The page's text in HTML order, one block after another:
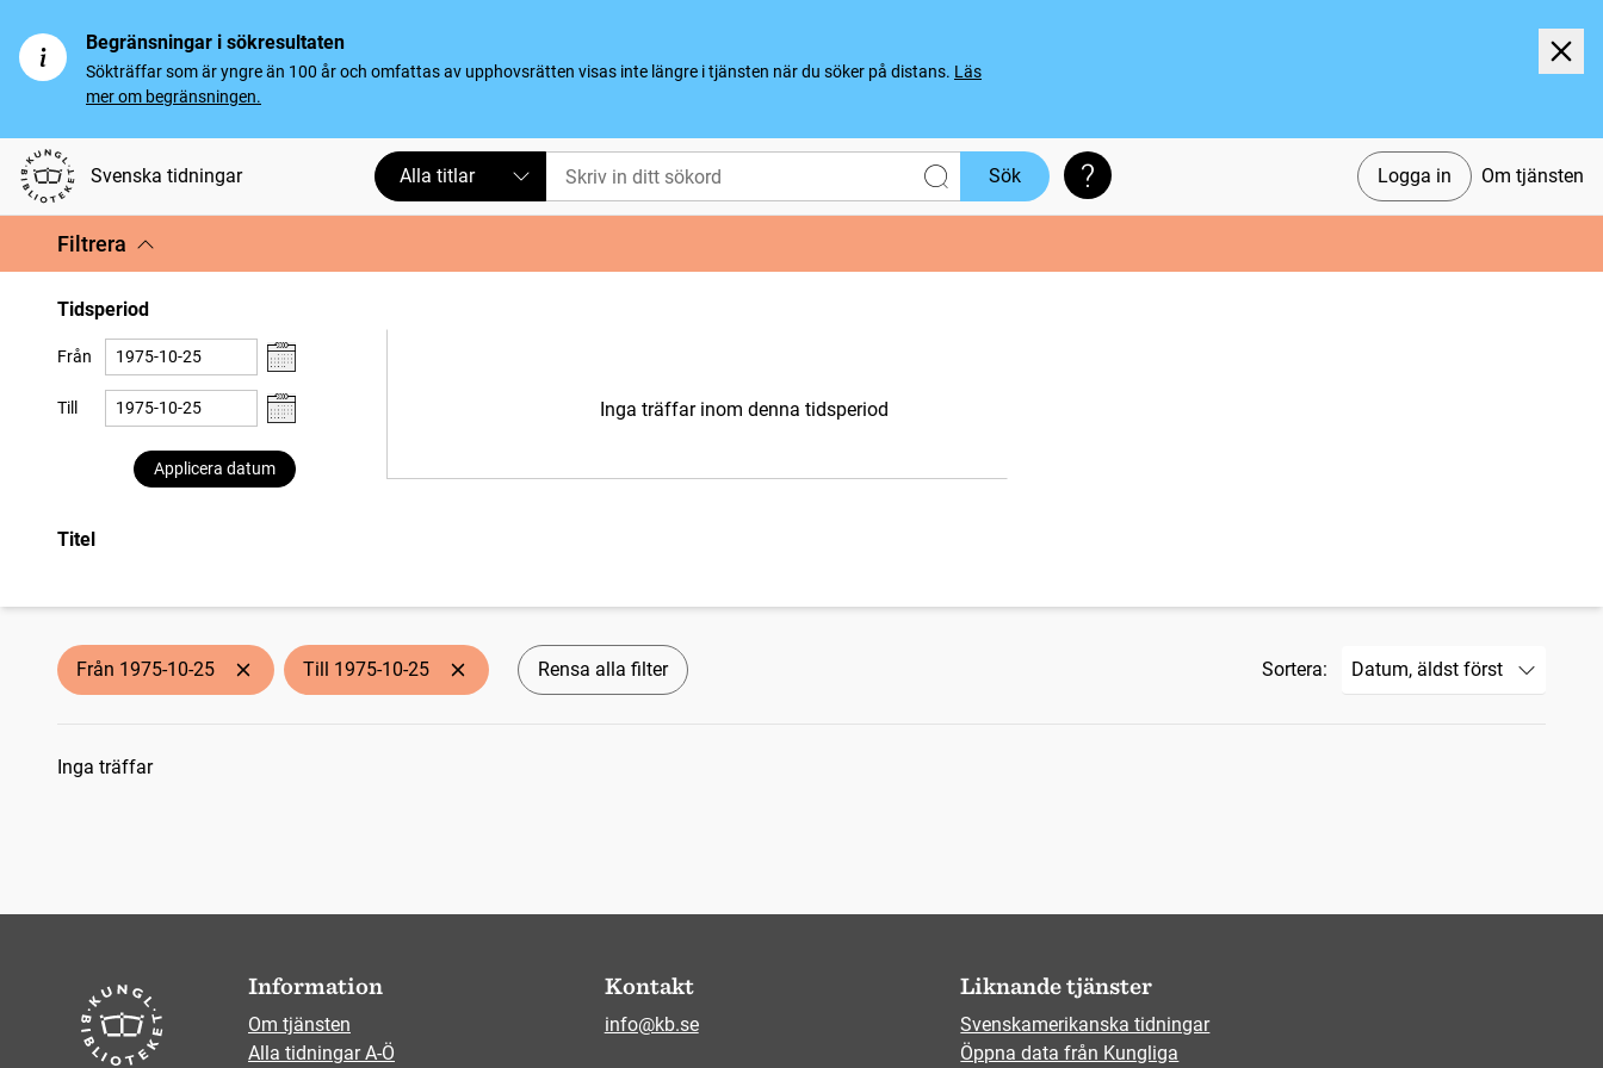
Begränsningar i sökresultaten
Sökträffar som är yngre än 100 år och omfattas av upphovsrätten visas inte längre i tjänsten när du söker på distans. Läs
mer om begränsningen.
Svenska tidningar Logga in Om tjänsten
Alla titlar Sök Söktips
Filtrera
Tidsperiod
Från
Till
Applicera datum
Inga träffar inom denna tidsperiod
Titel
Från 1975-10-25 Till 1975-10-25 Rensa alla filter Sortera:
Sökresultat
Inga träffar
Information
Om tjänsten
Alla tidningar A-Ö
Kontakt
info@kb.se
Liknande tjänster
Svenskamerikanska tidningar
Öppna data från Kungliga